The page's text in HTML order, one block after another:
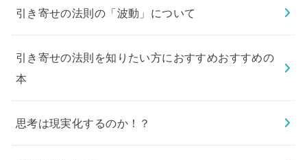
引き寄せの法則の「波動」について
引き寄せの法則を知りたい方におすすめおすすめの
本
思考は現実化するのか！？